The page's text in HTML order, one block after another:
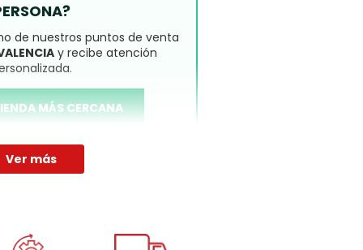
de nuestros puntos de venta
y recibe atención
MÁS CERCANA
Ver más